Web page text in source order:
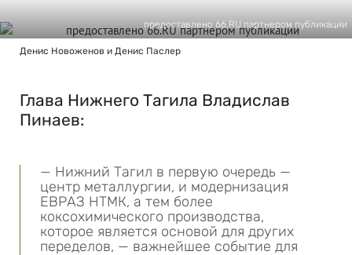
предоставлено 66.RU партнером публикации
Денис Новоженов и Денис Паслер
Глава Нижнего Тагила Владислав
Пинаев:
— Нижний Тагил в первую очередь —
центр металлургии, и модернизация
ЕВРАЗ НТМК, а тем более
коксохимического производства,
которое является основой для других
переделов, — важнейшее событие для